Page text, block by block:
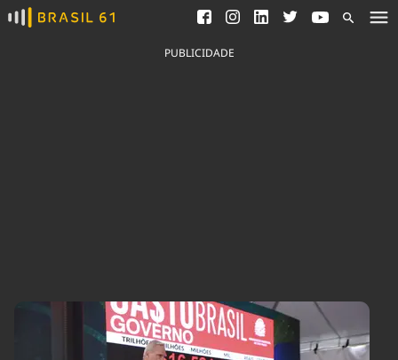
Ver todas as notícias
Saneamento
Indicadores
Comportamento
Cultura
Meio Ambiente
Podcast
PUBLICIDADE